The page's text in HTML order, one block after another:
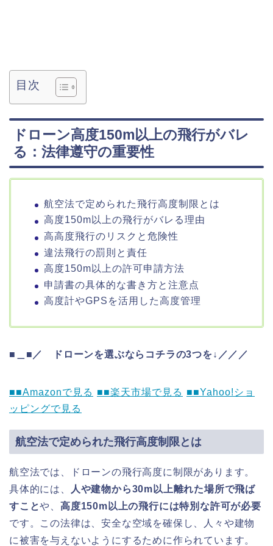
目次
ドローン高度150m以上の飛行がバレ
る：法律遵守の重要性
航空法で定められた飛行高度制限とは
高度150m以上の飛行がバレる理由
高高度飛行のリスクと危険性
違法飛行の罰則と責任
高度150m以上の許可申請方法
申請書の具体的な書き方と注意点
高度計やGPSを活用した高度管理
■＿■／ ドローンを選ぶならコチラの3つを↓／／／
■■Amazonで見る ■■楽天市場で見る ■■Yahoo!ショ
ッピングで見る
航空法で定められた飛行高度制限とは
航空法では、ドローンの飛行高度に制限があります。
具体的には、
人や建物から30m以上離れた場所で飛ば
すことや、高度150m以上の飛行には特別な許可が必要
です。この法律は、安全な空域を確保し、人々や建物
に被害を与えないようにするために作られています。